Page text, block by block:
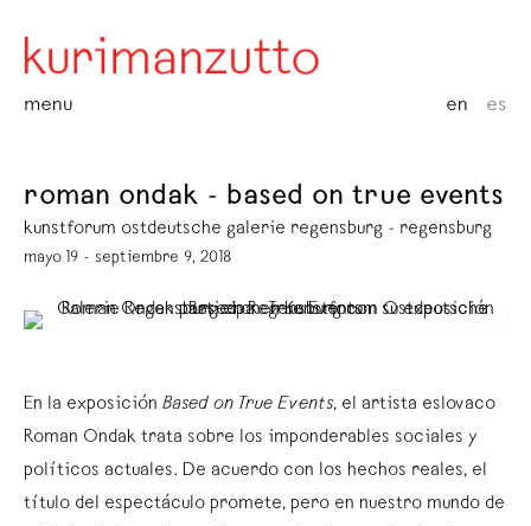
menu en es
roman ondak - based on true events
kunstforum ostdeutsche galerie regensburg - regensburg
mayo 19 - septiembre 9, 2018
En la exposición Based on True Events, el artista eslovaco
Roman Ondak trata sobre los imponderables sociales y
políticos actuales. De acuerdo con los hechos reales, el
título del espectáculo promete, pero en nuestro mundo de